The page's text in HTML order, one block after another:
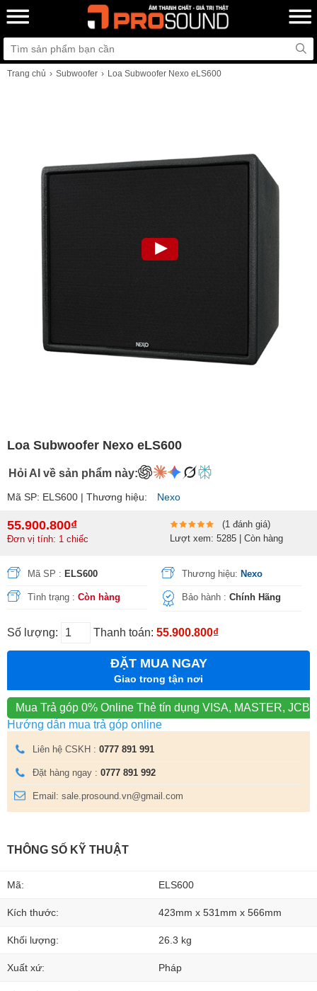
Trang chủ Subwoofer Loa Subwoofer Nexo eLS600
Loa Subwoofer Nexo eLS600
Hỏi AI về sản phẩm này:
Mã SP: ELS600 | Thương hiệu: Nexo
55.900.800₫
Đơn vị tính: 1 chiếc
(1 đánh giá)
Lượt xem: 5285 | Còn hàng
Mã SP : ELS600 Thương hiệu: Nexo
Tình trạng : Còn hàng Bảo hành :Chính Hãng
Số lượng: Thanh toán: 55.900.800₫
ĐẶT MUA NGAY
Giao trong tận nơi
Mua Trả góp 0% Online Thẻ tín dụng VISA, MASTER, JCB
Hướng dẫn mua trả góp online
Liên hệ CSKH : 0777 891 991
Đặt hàng ngay : 0777 891 992
Email: sale.prosound.vn@gmail.com
THÔNG SỐ KỸ THUẬT
Mã: ELS600
Kích thước: 423mm x 531mm x 566mm
Khối lượng: 26.3 kg
Xuất xứ: Pháp